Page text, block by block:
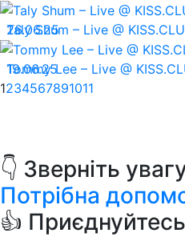
26.06.25
Taly Shum – Live @
19.06.25
Tommy Lee – Live @
1234567891011
👇 Зверніть
Потрібна
👍